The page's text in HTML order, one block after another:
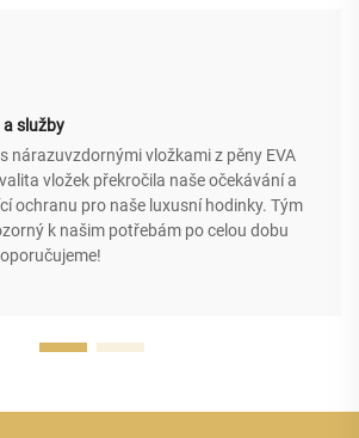
služby
nárazuvzdornými vložkami z pěny EVA
vložek překročila naše očekávání a
ochranu pro naše luxusní hodinky. Tým
k našim potřebám po celou dobu